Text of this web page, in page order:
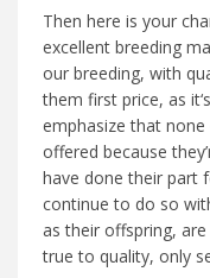
Then here is your
excellent breeding
our breeding, with
them first price, as
emphasize that
offered because
have done their part
continue to do so
as their offspring,
true to quality, only